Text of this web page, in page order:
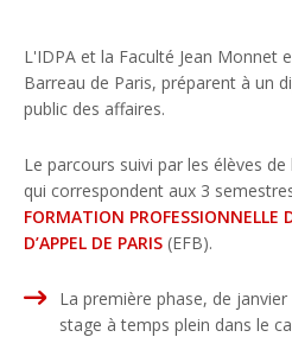
L'IDPA et la Faculté Jean Monnet
Barreau de Paris, préparent à un
public des affaires.
Le parcours suivi par les élèves
qui correspondent aux 3
FORMATION PROFESSIONNELLE
D’APPEL DE PARIS (EFB).
La première phase, de
stage à temps plein dans le